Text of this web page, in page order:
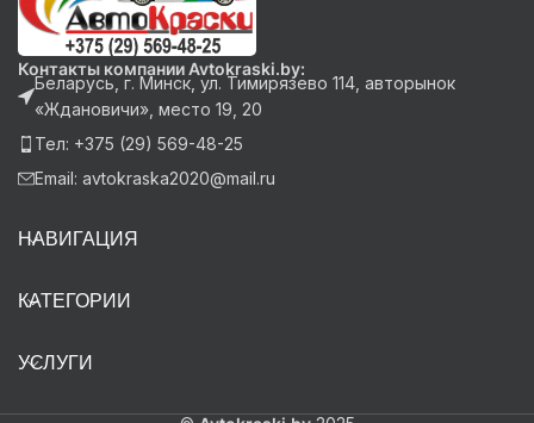
Контакты компании Avtokraski.by:
Беларусь, г. Минск, ул. Тимирязево 114, авторынок
«Ждановичи», место 19, 20
Тел: +375 (29) 569-48-25
Email: avtokraska2020@mail.ru
НАВИГАЦИЯ
КАТЕГОРИИ
УСЛУГИ